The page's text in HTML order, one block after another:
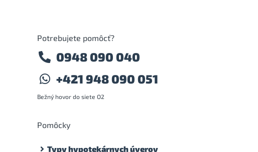
Potrebujete pomôcť?
0948 090 040
+421 948 090 051
Bežný hovor do siete O2
Pomôcky
Typy hypotekárnych úverov